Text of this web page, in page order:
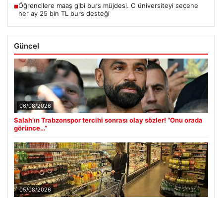
■Öğrencilere maaş gibi burs müjdesi. O üniversiteyi seçene
her ay 25 bin TL burs desteği
Güncel
06/08/2026
Salah’ın Trabzonspor tercihi sonrası olay sözler! “Onu orada
görünce…”
05/08/2026